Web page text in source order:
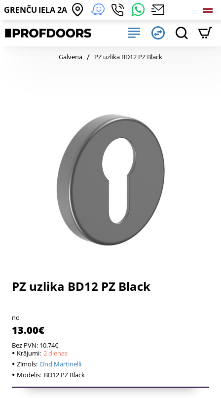
GRENČU IELA 2A
Galvenā homePZ uzlika BD12 PZ Black
PZ uzlika BD12 PZ Black
no
13.00€
Bez PVN: 10.74€
Krājumi: 2 dienas
Zīmols: Dnd Martinelli
Modelis: BD12 PZ Black